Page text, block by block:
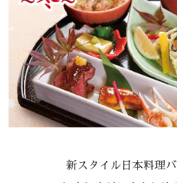
新スタイル日本料理